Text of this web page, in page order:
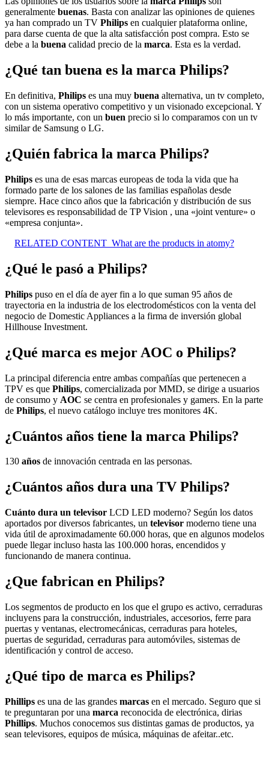
generalmente buenas. Basta con analizar las opiniones de quienes
ya han comprado un TV Philips en cualquier plataforma online,
para darse cuenta de que la alta satisfacción post compra. Esto se
debe a la buena calidad precio de la marca. Esta es la verdad.
¿Qué tan buena es la marca Philips?
En definitiva, Philips es una muy buena alternativa, un tv completo,
con un sistema operativo competitivo y un visionado excepcional. Y
lo más importante, con un buen precio si lo comparamos con un tv
similar de Samsung o LG.
¿Quién fabrica la marca Philips?
Philips es una de esas marcas europeas de toda la vida que ha
formado parte de los salones de las familias españolas desde
siempre. Hace cinco años que la fabricación y distribución de sus
televisores es responsabilidad de TP Vision , una «joint venture» o
«empresa conjunta».
RELATED CONTENT What are the products in atomy?
¿Qué le pasó a Philips?
Philips puso en el día de ayer fin a lo que suman 95 años de
trayectoria en la industria de los electrodomésticos con la venta del
negocio de Domestic Appliances a la firma de inversión global
Hillhouse Investment.
¿Qué marca es mejor AOC o Philips?
La principal diferencia entre ambas compañías que pertenecen a
TPV es que Philips, comercializada por MMD, se dirige a usuarios
de consumo y AOC se centra en profesionales y gamers. En la parte
de Philips, el nuevo catálogo incluye tres monitores 4K.
¿Cuántos años tiene la marca Philips?
130 años de innovación centrada en las personas.
¿Cuántos años dura una TV Philips?
Cuánto dura un televisor LCD LED moderno? Según los datos
aportados por diversos fabricantes, un televisor moderno tiene una
vida útil de aproximadamente 60.000 horas, que en algunos modelos
puede llegar incluso hasta las 100.000 horas, encendidos y
funcionando de manera continua.
¿Que fabrican en Philips?
Los segmentos de producto en los que el grupo es activo, cerraduras
incluyens para la construcción, industriales, accesorios, ferre para
puertas y ventanas, electromecánicas, cerraduras para hoteles,
puertas de seguridad, cerraduras para automóviles, sistemas de
identificación y control de acceso.
¿Qué tipo de marca es Philips?
Phillips es una de las grandes marcas en el mercado. Seguro que si
te preguntaran por una marca reconocida de electrónica, dirias
Phillips. Muchos conocemos sus distintas gamas de productos, ya
sean televisores, equipos de música, máquinas de afeitar..etc.